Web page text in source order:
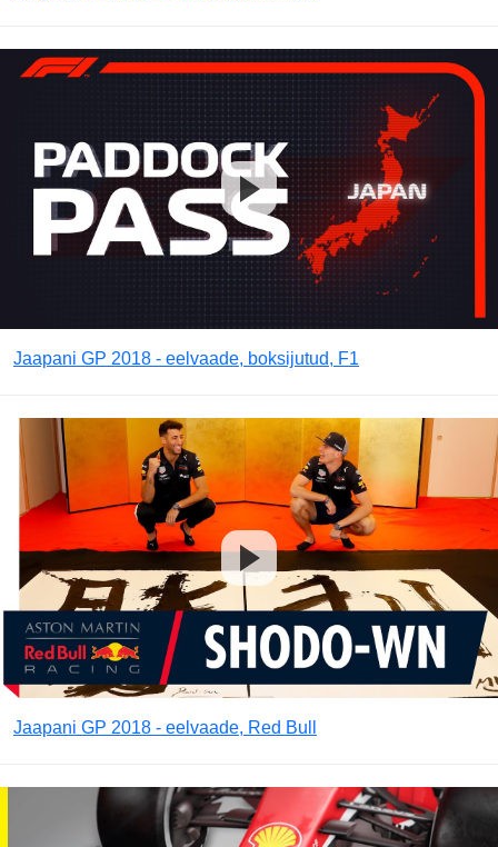
Jaapani GP 2018 - eelvaade, boksijutud, F1
Jaapani GP 2018 - eelvaade, Red Bull